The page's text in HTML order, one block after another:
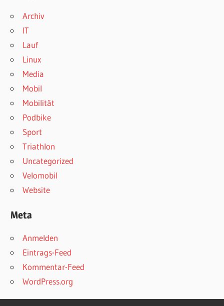
Archiv
IT
Lauf
Linux
Media
Mobil
Mobilität
Podbike
Sport
Triathlon
Uncategorized
Velomobil
Website
Meta
Anmelden
Eintrags-Feed
Kommentar-Feed
WordPress.org